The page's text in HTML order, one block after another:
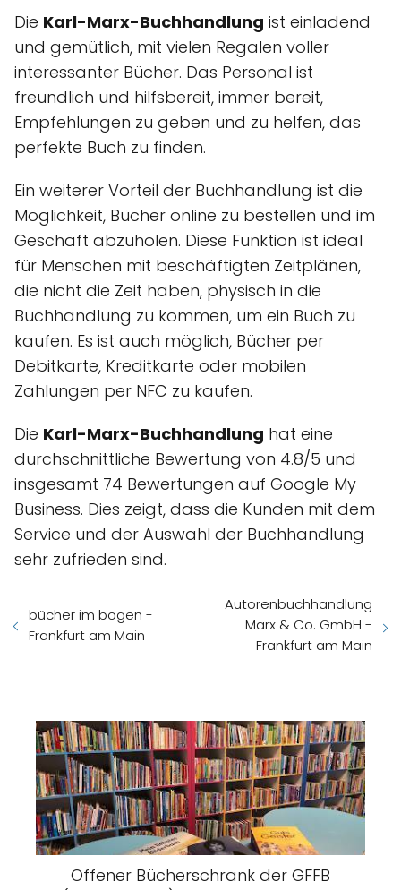
Die Karl-Marx-Buchhandlung ist einladend
und gemütlich, mit vielen Regalen voller
interessanter Bücher. Das Personal ist
freundlich und hilfsbereit, immer bereit,
Empfehlungen zu geben und zu helfen, das
perfekte Buch zu finden.
Ein weiterer Vorteil der Buchhandlung ist die
Möglichkeit, Bücher online zu bestellen und im
Geschäft abzuholen. Diese Funktion ist ideal
für Menschen mit beschäftigten Zeitplänen,
die nicht die Zeit haben, physisch in die
Buchhandlung zu kommen, um ein Buch zu
kaufen. Es ist auch möglich, Bücher per
Debitkarte, Kreditkarte oder mobilen
Zahlungen per NFC zu kaufen.
Die Karl-Marx-Buchhandlung hat eine
durchschnittliche Bewertung von 4.8/5 und
insgesamt 74 Bewertungen auf Google My
Business. Dies zeigt, dass die Kunden mit dem
Service und der Auswahl der Buchhandlung
sehr zufrieden sind.
bücher im bogen -
Frankfurt am Main
Autorenbuchhandlung
Marx & Co. GmbH -
Frankfurt am Main
Offener Bücherschrank der GFFB